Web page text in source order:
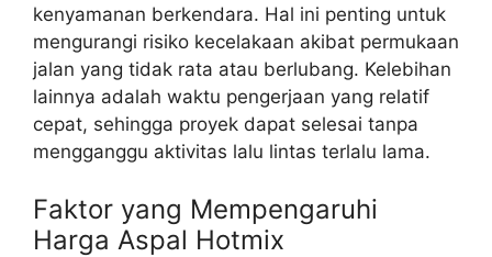
kenyamanan berkendara. Hal ini penting untuk
mengurangi risiko kecelakaan akibat permukaan
jalan yang tidak rata atau berlubang. Kelebihan
lainnya adalah waktu pengerjaan yang relatif
cepat, sehingga proyek dapat selesai tanpa
mengganggu aktivitas lalu lintas terlalu lama.
Faktor yang Mempengaruhi
Harga Aspal Hotmix